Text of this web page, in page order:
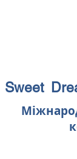
Sweet